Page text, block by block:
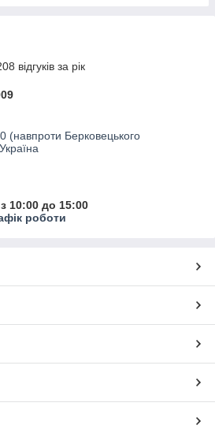
відгуків за рік
(навпроти Берковецького
10:00 до 15:00
роботи